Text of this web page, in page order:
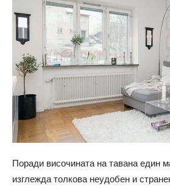
Поради височината на тавана един
изглежда толкова неудобен и